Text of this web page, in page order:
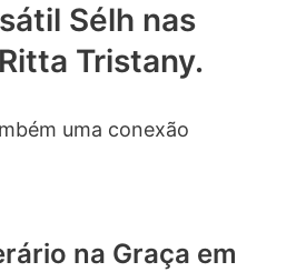
Sélh nas
Tristany.
uma conexão
na Graça em